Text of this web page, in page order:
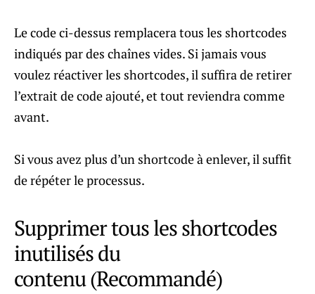
Le code ci-dessus remplacera tous les shortcodes
indiqués par des chaînes vides. Si jamais vous
voulez réactiver les shortcodes, il suffira de retirer
l’extrait de code ajouté, et tout reviendra comme
avant.
Si vous avez plus d’un shortcode à enlever, il suffit
de répéter le processus.
Supprimer tous les shortcodes
inutilisés du
contenu (Recommandé)